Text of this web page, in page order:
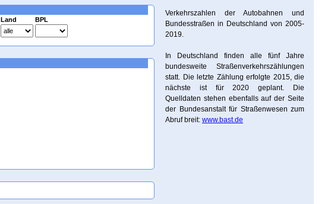
Land BPL
Verkehrszahlen der Autobahnen und
Bundesstraßen in Deutschland von 2005-
2019.
In Deutschland finden alle fünf Jahre
bundesweite Straßenverkehrszählungen
statt. Die letzte Zählung erfolgte 2015, die
nächste ist für 2020 geplant. Die
Quelldaten stehen ebenfalls auf der Seite
der Bundesanstalt für Straßenwesen zum
Abruf breit: www.bast.de